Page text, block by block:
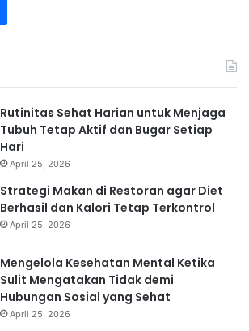
Rutinitas Sehat Harian untuk Menjaga
Tubuh Tetap Aktif dan Bugar Setiap
Hari
April 25, 2026
Strategi Makan di Restoran agar Diet
Berhasil dan Kalori Tetap Terkontrol
April 25, 2026
Mengelola Kesehatan Mental Ketika
Sulit Mengatakan Tidak demi
Hubungan Sosial yang Sehat
April 25, 2026